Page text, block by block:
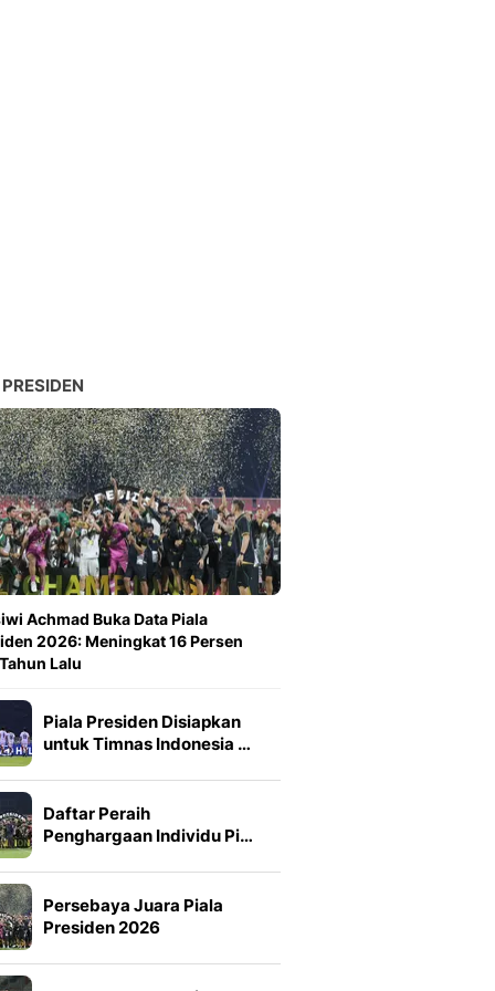
Achmad Buka Data Piala
2026: Meningkat 16 Persen
Lalu
Piala Presiden Disiapkan
untuk Timnas Indonesia …
Daftar Peraih
Penghargaan Individu Pi…
Persebaya Juara Piala
Presiden 2026